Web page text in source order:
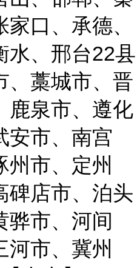
口、承德、
水、邢台22县
藁城市、晋
鹿泉市、遵化
安市、南宫
州市、定州
碑店市、泊头
骅市、河间
河市、冀州